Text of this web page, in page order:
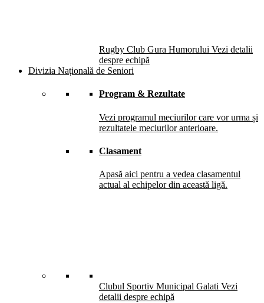
Rugby Club Gura Humorului Vezi detalii
despre echipă
Divizia Națională de Seniori
Program & Rezultate
Vezi programul meciurilor care vor urma și
rezultatele meciurilor anterioare.
Clasament
Apasă aici pentru a vedea clasamentul
actual al echipelor din această ligă.
Clubul Sportiv Municipal Galati Vezi
detalii despre echipă